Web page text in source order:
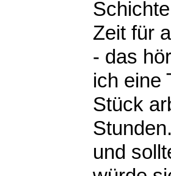
Zeit für
- das
ich eine
Stück
und